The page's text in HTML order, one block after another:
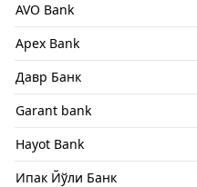
AVO Bank
Apex Bank
Давр Банк
Garant bank
Hayot Bank
Ипак Йўли Банк